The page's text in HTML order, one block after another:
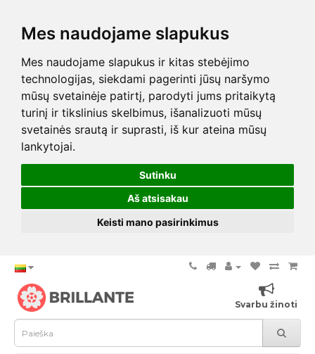
Mes naudojame slapukus
Mes naudojame slapukus ir kitas stebėjimo
technologijas, siekdami pagerinti jūsų naršymo
mūsų svetainėje patirtį, parodyti jums pritaikytą
turinį ir tikslinius skelbimus, išanalizuoti mūsų
svetainės srautą ir suprasti, iš kur ateina mūsų
lankytojai.
Sutinku
Aš atsisakau
Keisti mano pasirinkimus
Svarbu žinoti